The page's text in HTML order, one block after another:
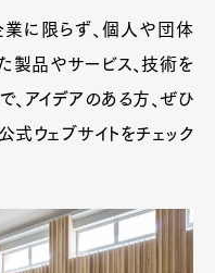
に限らず、個人や団体
製品やサービス、技術を
アイデアのある方、ぜひ
式ウェブサイトをチェック